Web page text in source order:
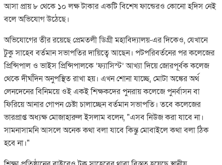
আসা প্রায় ৮ থেকে ১০ লক্ষ টাকার একটি বিশেষ ফান্ডেরও কোনো হদিস নেই
বলে অভিযোগ উঠেছে।
​অভিযোগের তীর রয়েছে প্রেমতলী ডিগ্রী মহাবিদ্যালয়-এর দিকেও, যেখানে
টুকু সাহেব বর্তমান সভাপতির দায়িত্বে আছেন। পটপরিবর্তনের পর কলেজের
প্রিন্সিপাল ও ভাইস প্রিন্সিপালকে ‘ফ্যাসিস্ট’ আখ্যা দিয়ে জোরপূর্বক কলেজ
থেকে দীর্ঘদিন অনুপস্থিত রাখা হয়। এখন শোনা যাচ্ছে, মোটা অঙ্কের অর্থ
লেনদেনের বিনিময়ে ওই একই শিক্ষকদের পুনরায় কলেজে পুনর্বাসন বা
ফিরিয়ে আনার গোপন চেষ্টা চালাচ্ছেন বর্তমান সভাপতি। তবে কলেজের
ভারপ্রাপ্ত অধ্যক্ষ মোজাহারুল ইসলাম বলেন, "এসব নিউজ করা যাবে না।
সামনাসামনি আসলে অনেক কথা বলা যাবে কিন্তু মোবাইলে কথা বলা ঠিক
হবে না।"